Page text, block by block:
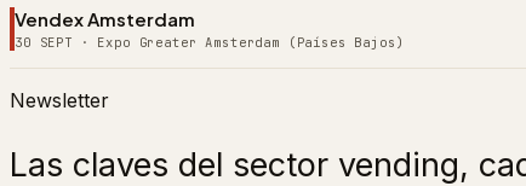
Vendex Amsterdam
30 SEPT · Expo Greater Amsterdam (Países Bajos)
Newsletter
Las claves del sector vending,